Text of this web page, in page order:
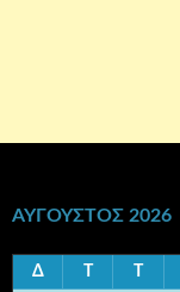
ΑΎΓΟΥΣΤΟΣ 2026
Δ